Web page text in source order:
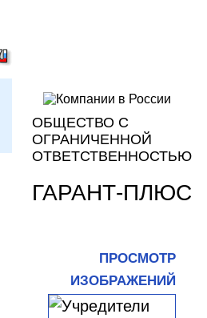
ОБЩЕСТВО С
ОГРАНИЧЕННОЙ
ОТВЕТСТВЕННОСТЬЮ
ГАРАНТ-ПЛЮС
ПРОСМОТР
ИЗОБРАЖЕНИЙ